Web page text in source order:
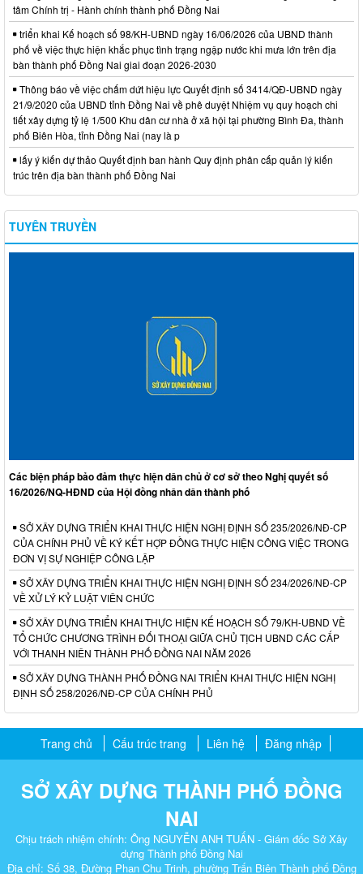
tâm Chính trị - Hành chính thành phố Đồng Nai
triển khai Kế hoạch số 98/KH-UBND ngày 16/06/2026 của UBND thành
phố về việc thực hiện khắc phục tình trạng ngập nước khi mưa lớn trên địa
bàn thành phố Đồng Nai giai đoạn 2026-2030
Thông báo về việc chấm dứt hiệu lực Quyết định số 3414/QĐ-UBND ngày
21/9/2020 của UBND tỉnh Đồng Nai về phê duyệt Nhiệm vụ quy hoạch chi
tiết xây dựng tỷ lệ 1/500 Khu dân cư nhà ở xã hội tại phường Bình Đa, thành
phố Biên Hòa, tỉnh Đồng Nai (nay là p
lấy ý kiến dự thảo Quyết định ban hành Quy định phân cấp quản lý kiến
trúc trên địa bàn thành phố Đồng Nai
TUYÊN TRUYỀN
Các biện pháp bảo đảm thực hiện dân chủ ở cơ sở theo Nghị quyết số
16/2026/NQ-HĐND của Hội đồng nhân dân thành phố
SỞ XÂY DỰNG TRIỂN KHAI THỰC HIỆN NGHỊ ĐỊNH SỐ 235/2026/NĐ-CP
CỦA CHÍNH PHỦ VỀ KÝ KẾT HỢP ĐỒNG THỰC HIỆN CÔNG VIỆC TRONG
ĐƠN VỊ SỰ NGHIỆP CÔNG LẬP
SỞ XÂY DỰNG TRIỂN KHAI THỰC HIỆN NGHỊ ĐỊNH SỐ 234/2026/NĐ-CP
VỀ XỬ LÝ KỶ LUẬT VIÊN CHỨC
SỞ XÂY DỰNG TRIỂN KHAI THỰC HIỆN KẾ HOẠCH SỐ 79/KH-UBND VỀ
TỔ CHỨC CHƯƠNG TRÌNH ĐỐI THOẠI GIỮA CHỦ TỊCH UBND CÁC CẤP
VỚI THANH NIÊN THÀNH PHỐ ĐỒNG NAI NĂM 2026
SỞ XÂY DỰNG THÀNH PHỐ ĐỒNG NAI TRIỂN KHAI THỰC HIỆN NGHỊ
ĐỊNH SỐ 258/2026/NĐ-CP CỦA CHÍNH PHỦ
Trang chủ Cấu trúc trang Liên hệ Đăng nhập
SỞ XÂY DỰNG THÀNH PHỐ ĐỒNG
NAI
Chịu trách nhiệm chính: Ông NGUYỄN ANH TUẤN - Giám đốc Sở Xây
dựng Thành phố Đồng Nai
Địa chỉ: Số 38, Đường Phan Chu Trinh, phường Trấn Biên Thành phố Đồng